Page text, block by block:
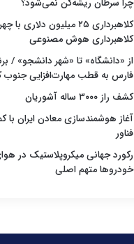
کلاهبرداری ۲۵ میلیون
کلاهبرداری هوش مصنوعی
از «دانشگاه» تا «شهر دانشجو» /
فارس به قطب مهارت‌افزایی جنوب
کشف راز ۳۰۰۰ ساله آشوریان
آغاز هوشمندسازی معادن ایران
فناور
رکورد جهانی میکروپلاستیک در
خودروها متهم اصلی